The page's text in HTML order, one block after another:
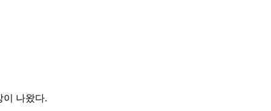
이 나왔다.